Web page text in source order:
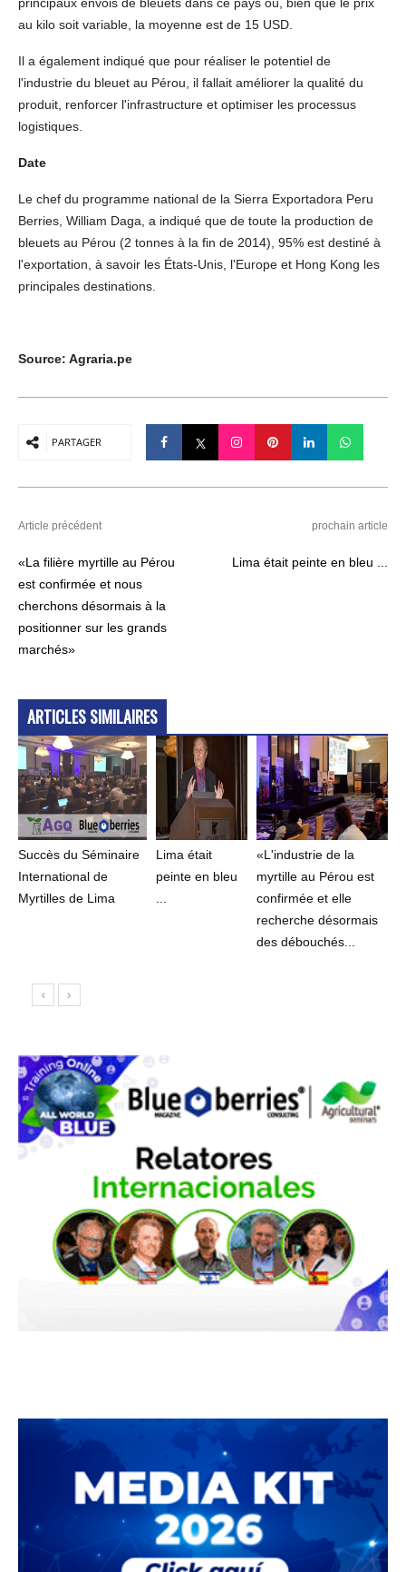
principaux envois de bleuets dans ce pays où, bien que le prix
au kilo soit variable, la moyenne est de 15 USD.
Il a également indiqué que pour réaliser le potentiel de
l'industrie du bleuet au Pérou, il fallait améliorer la qualité du
produit, renforcer l'infrastructure et optimiser les processus
logistiques.
Date
Le chef du programme national de la Sierra Exportadora Peru
Berries, William Daga, a indiqué que de toute la production de
bleuets au Pérou (2 tonnes à la fin de 2014), 95% est destiné à
l'exportation, à savoir les États-Unis, l'Europe et Hong Kong les
principales destinations.
Source: Agraria.pe
PARTAGER
Article précédent
«La filière myrtille au Pérou
est confirmée et nous
cherchons désormais à la
positionner sur les grands
marchés»
prochain article
Lima était peinte en bleu ...
ARTICLES SIMILAIRES
Succès du Séminaire
International de
Myrtilles de Lima
Lima était
peinte en bleu
...
«L'industrie de la
myrtille au Pérou est
confirmée et elle
recherche désormais
des débouchés...